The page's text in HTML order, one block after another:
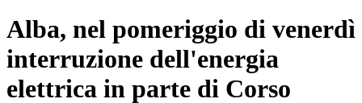
Alba, nel pomeriggio di venerdì
interruzione dell'energia
elettrica in parte di Corso